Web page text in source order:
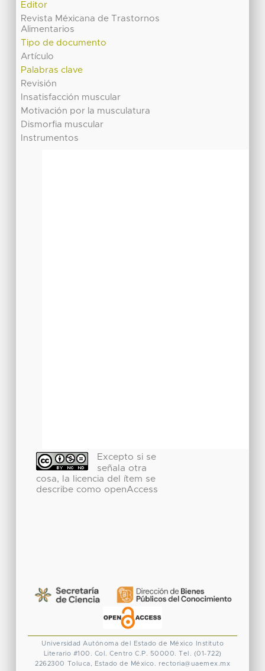
Editor
Revista Méxicana de Trastornos
Alimentarios
Tipo de documento
Artículo
Palabras clave
Revisión
Insatisfacción muscular
Motivación por la musculatura
Dismorfia muscular
Instrumentos
Excepto si se
señala otra
cosa, la licencia del ítem se
describe como openAccess
Universidad Autónoma del Estado de México
Instituto
Literario #100. Col. Centro C.P. 50000. Tel. (01-722)
2262300 Toluca, Estado de México. rectoria@uaemex.mx